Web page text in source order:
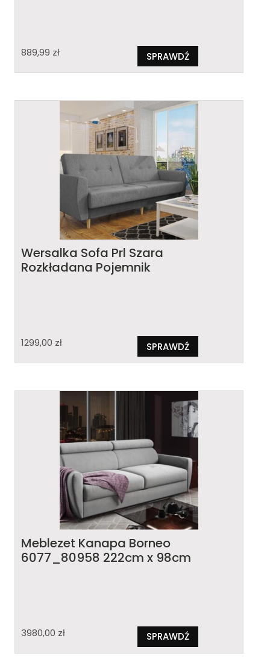
889,99 zł SPRAWDŹ
Wersalka Sofa Prl Szara
Rozkładana Pojemnik
1299,00 zł SPRAWDŹ
Meblezet Kanapa Borneo
6077_80958 222cm x 98cm
3980,00 zł SPRAWDŹ